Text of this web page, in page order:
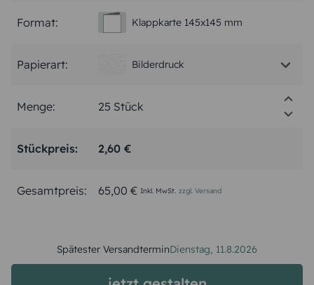
Format: Klappkarte 145x145 mm
Papierart: Bilderdruck
Menge:
Stückpreis: 2,60 €
Gesamtpreis: 65,00 € Inkl. MwSt. zzgl. Versand
Spätester VersandterminDienstag, 11.8.2026